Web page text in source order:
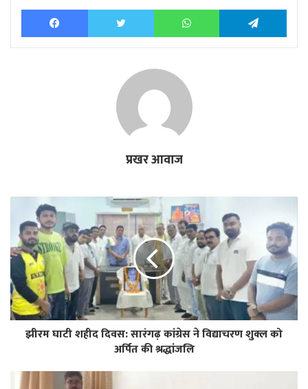
Facebook Twitter WhatsApp
प्रखर आवाज
झीरम घाटी शहीद दिवस: सारंगढ़ कांग्रेस ने विद्याचरण शुक्ल को
अर्पित की श्रद्धांजलि